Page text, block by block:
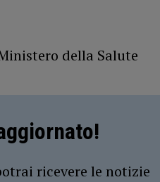
della Salute
ricevere le notizie